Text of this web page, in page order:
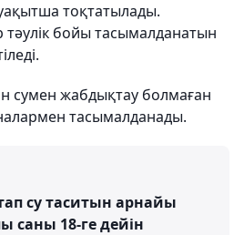
тоқтатылады.
тәулік бойы тасымалданатын
сумен жабдықтау болмаған
тасымалданады.
су таситын арнайы
саны 18-ге дейін